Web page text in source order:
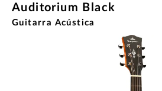
Auditorium Black
Guitarra Acústica